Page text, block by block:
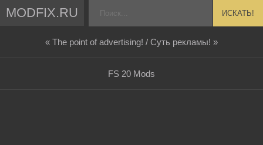
MODFIX.RU ИСКАТЬ!
« The point of advertising! / Суть рекламы! »
FS 20 Mods